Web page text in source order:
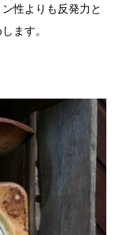
性よりも反発力と
ます。